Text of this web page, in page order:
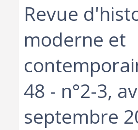
‎Revue
moderne et
48 - n°2-3,
septembre